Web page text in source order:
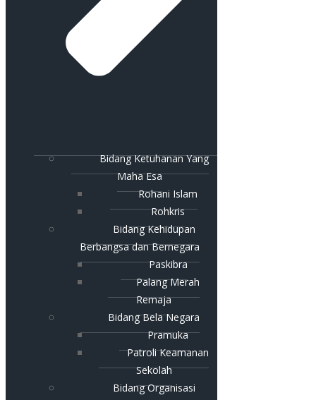
Bidang Ketuhanan Yang
Maha Esa
Rohani Islam
Rohkris
Bidang Kehidupan
Berbangsa dan Bernegara
Paskibra
Palang Merah
Remaja
Bidang Bela Negara
Pramuka
Patroli Keamanan
Sekolah
Bidang Organisasi